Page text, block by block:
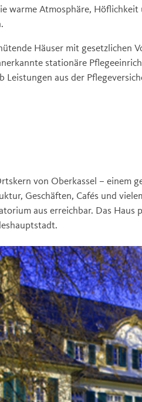
warme Atmosphäre,
Häuser mit gesetzlichen
stationäre
Leistungen aus der
von Oberkassel – einem
Geschäften, Cafés und
aus erreichbar. Das